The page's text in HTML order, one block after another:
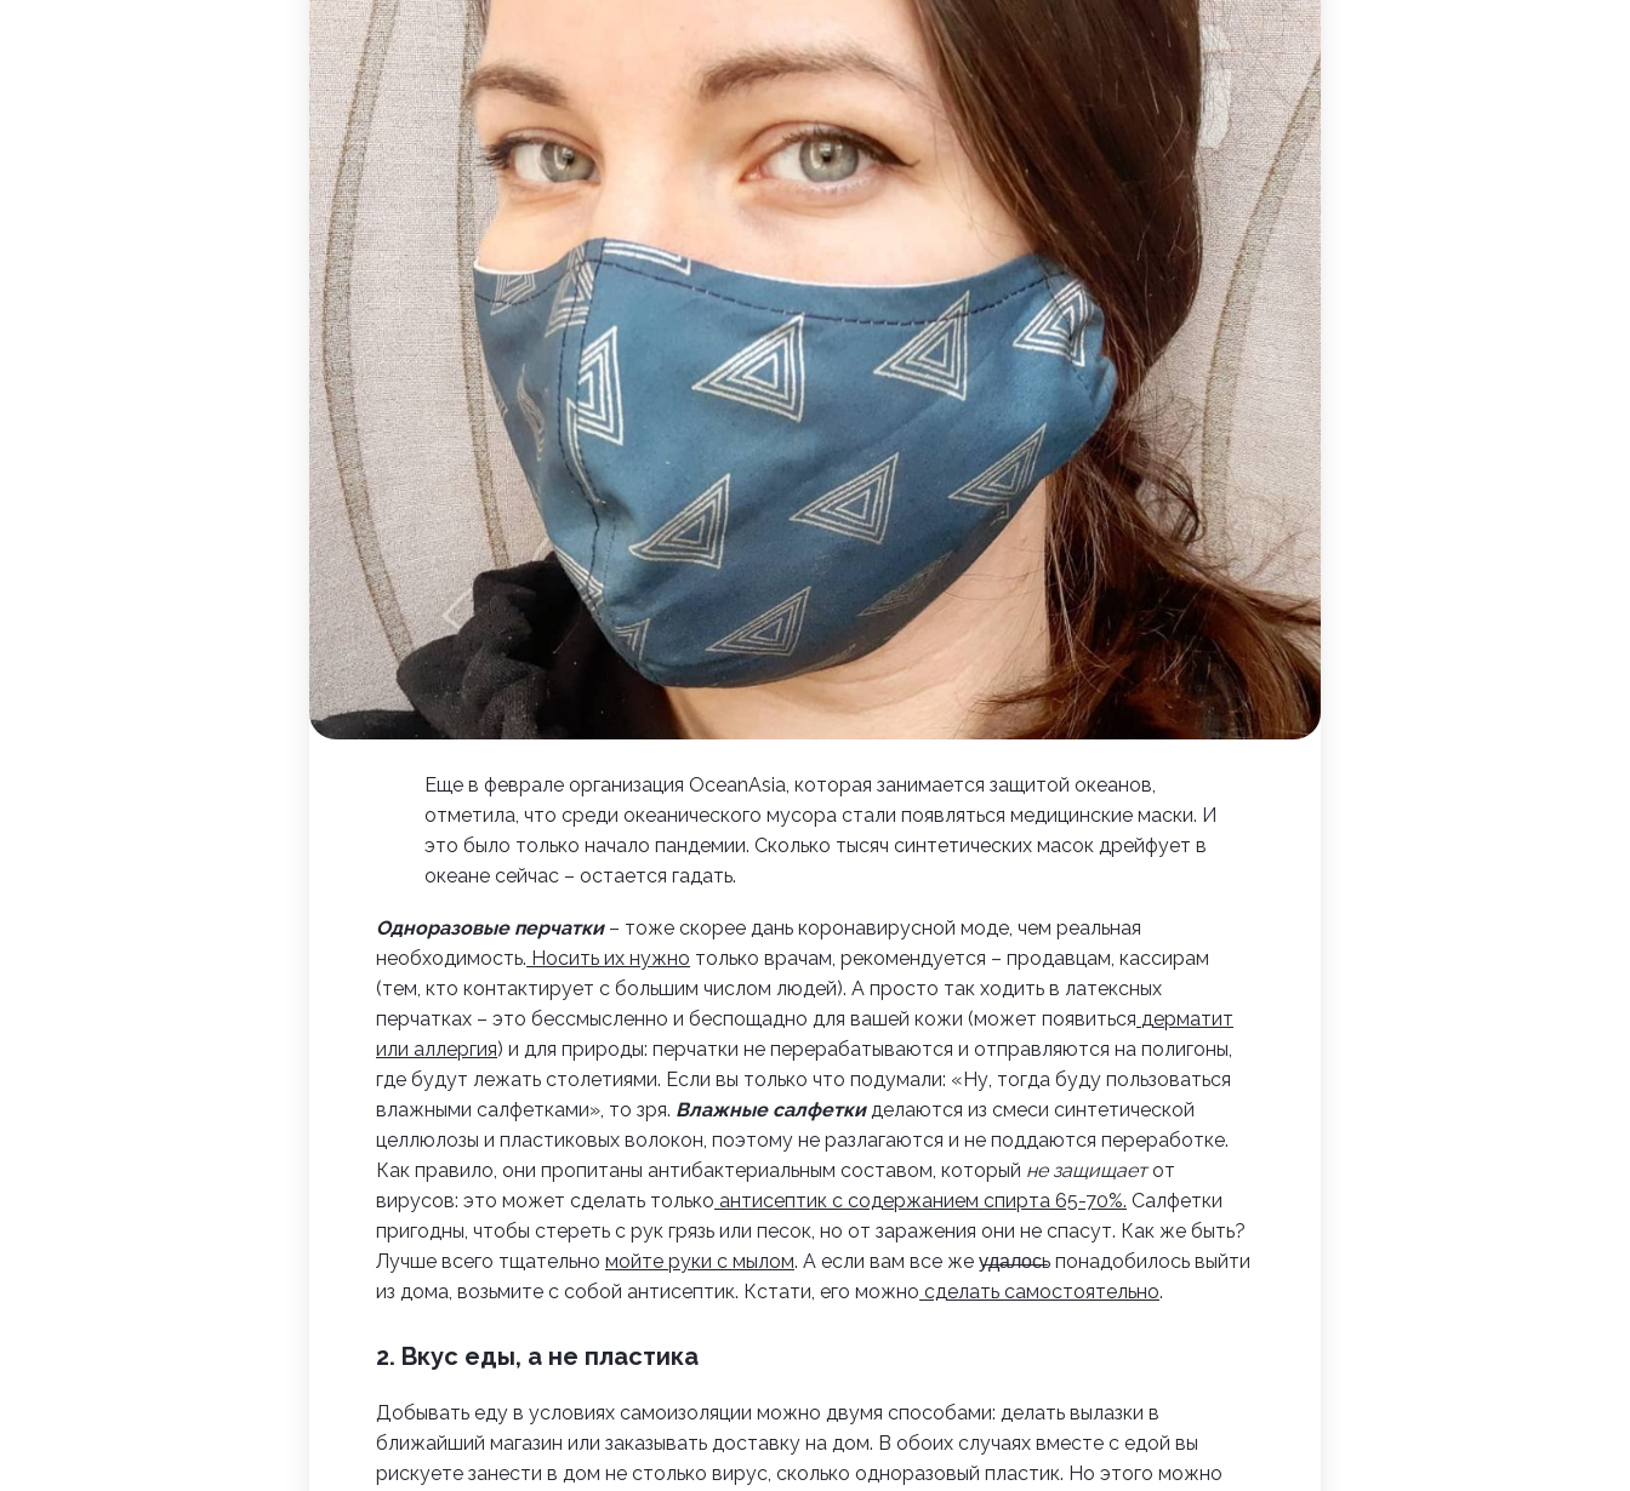
Еще в феврале организация OceanAsia, которая занимается защитой океанов,
отметила, что среди океанического мусора стали появляться медицинские маски. И
это было только начало пандемии. Сколько тысяч синтетических масок дрейфует в
океане сейчас – остается гадать.
Одноразовые перчатки– тоже скорее дань коронавирусной моде, чем реальная
необходимость. Носить их нужно только врачам, рекомендуется – продавцам, кассирам
(тем, кто контактирует с большим числом людей). А просто так ходить в латексных
перчатках – это бессмысленно и беспощадно для вашей кожи (может появиться дерматит
или аллергия) и для природы: перчатки не перерабатываются и отправляются на полигоны,
где будут лежать столетиями. Если вы только что подумали: «Ну, тогда буду пользоваться
влажными салфетками», то зря. Влажные салфеткиделаются из смеси синтетической
целлюлозы и пластиковых волокон, поэтому не разлагаются и не поддаются переработке.
Как правило, они пропитаны антибактериальным составом, который не защищаетот
вирусов: это может сделать только антисептик с содержанием спирта 65-70%. Салфетки
пригодны, чтобы стереть с рук грязь или песок, но от заражения они не спасут. Как же быть?
Лучше всего тщательно мойте руки с мылом. А если вам все же у̶д̶а̶л̶о̶с̶ь понадобилось выйти
из дома, возьмите с собой антисептик. Кстати, его можно сделать самостоятельно.
2. Вкус еды, а не пластика
Добывать еду в условиях самоизоляции можно двумя способами: делать вылазки в
ближайший магазин или заказывать доставку на дом. В обоих случаях вместе с едой вы
рискуете занести в дом не столько вирус, сколько одноразовый пластик. Но этого можно